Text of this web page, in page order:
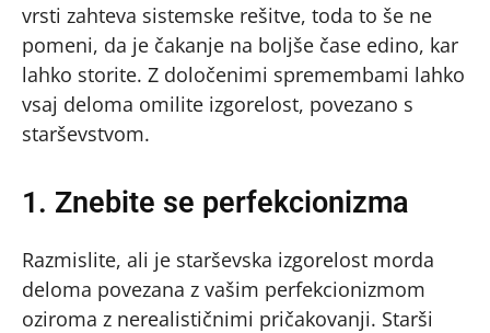
vrsti zahteva sistemske rešitve, toda to še ne
pomeni, da je čakanje na boljše čase edino, kar
lahko storite. Z določenimi spremembami lahko
vsaj deloma omilite izgorelost, povezano s
starševstvom.
1. Znebite se perfekcionizma
Razmislite, ali je starševska izgorelost morda
deloma povezana z vašim perfekcionizmom
oziroma z nerealističnimi pričakovanji. Starši